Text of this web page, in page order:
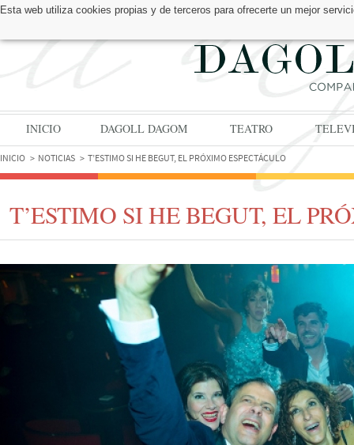
Esta web utiliza cookies propias y de terceros para ofrecerte un mejor
ENCUÉNTRANOS EN:
INICIO DAGOLL DAGOM TEATRO
INICIO NOTICIAS T’ESTIMO SI HE BEGUT, EL PRÓXIMO ESPECTÁCULO
T’ESTIMO SI HE BEGUT, EL